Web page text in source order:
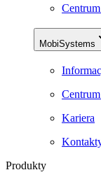
MobiSystems
Kariera
Produkty